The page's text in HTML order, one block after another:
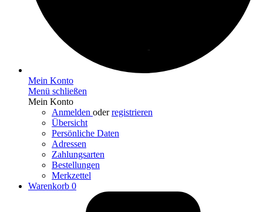
Mein Konto
Menü schließen
Mein Konto
Anmelden oderregistrieren
Übersicht
Persönliche Daten
Adressen
Zahlungsarten
Bestellungen
Merkzettel
Warenkorb 0